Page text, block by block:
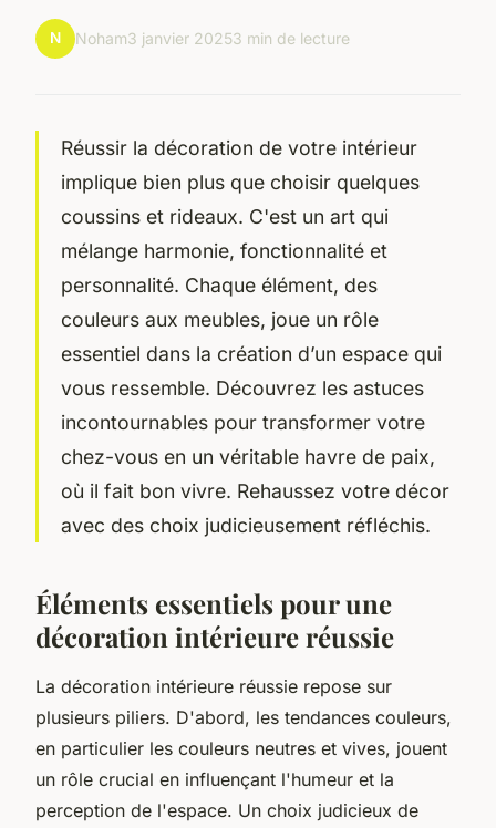
N Noham3 janvier 20253 min de lecture
Réussir la décoration de votre intérieur
implique bien plus que choisir quelques
coussins et rideaux. C'est un art qui
mélange harmonie, fonctionnalité et
personnalité. Chaque élément, des
couleurs aux meubles, joue un rôle
essentiel dans la création d’un espace qui
vous ressemble. Découvrez les astuces
incontournables pour transformer votre
chez-vous en un véritable havre de paix,
où il fait bon vivre. Rehaussez votre décor
avec des choix judicieusement réfléchis.
Éléments essentiels pour une
décoration intérieure réussie
La décoration intérieure réussie repose sur
plusieurs piliers. D'abord, les tendances couleurs,
en particulier les couleurs neutres et vives, jouent
un rôle crucial en influençant l'humeur et la
perception de l'espace. Un choix judicieux de